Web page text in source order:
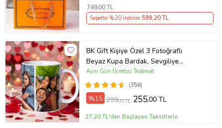
749,00 TL
Sepette %20 İndirim 599,20 TL
BK Gift Kişiye Özel 3 Fotoğraflı
Beyaz Kupa Bardak, Sevgiliye
Hediye, Arkadaşa Hediye
(356)
Aynı Gün Ücretsiz Teslimat
%15 299,00 TL 255,00 TL
27,20 TL'den Başlayan Taksitlerle